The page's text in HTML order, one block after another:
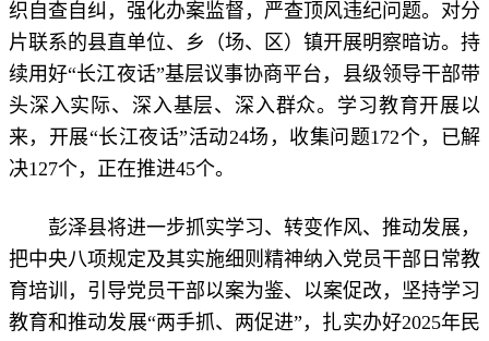
织自查自纠，强化办案监督，严查顶风违纪问题。对分
片联系的县直单位、乡（场、区）镇开展明察暗访。持
续用好“长江夜话”基层议事协商平台，县级领导干部带
头深入实际、深入基层、深入群众。学习教育开展以
来，开展“长江夜话”活动24场，收集问题172个，已解
决127个，正在推进45个。
彭泽县将进一步抓实学习、转变作风、推动发展，
把中央八项规定及其实施细则精神纳入党员干部日常教
育培训，引导党员干部以案为鉴、以案促改，坚持学习
教育和推动发展“两手抓、两促进”，扎实办好2025年民